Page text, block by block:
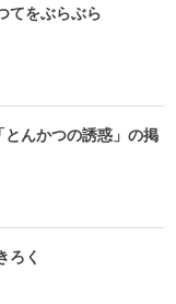
てをぶらぶら
んかつの誘惑」の掲
ろく